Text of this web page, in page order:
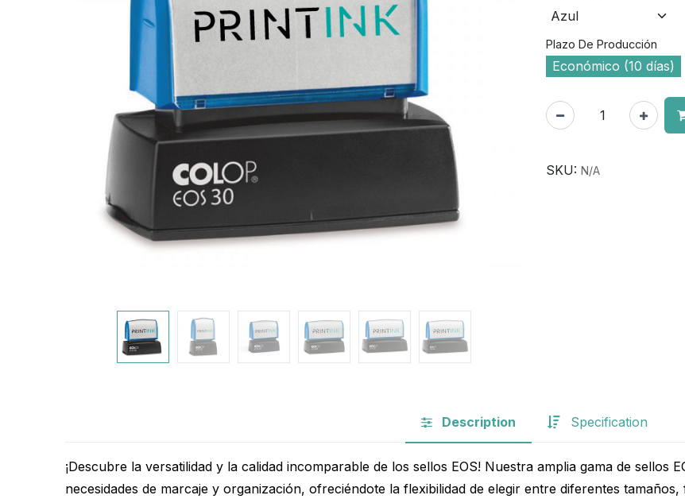
Plazo De Producción
Económico (10 días)
SKU: N/A
Description Specification
¡Descubre la versatilidad y la calidad incomparable de los sellos EOS! Nuestra amplia gama de sellos
necesidades de marcaje y organización, ofreciéndote la flexibilidad de elegir entre diferentes